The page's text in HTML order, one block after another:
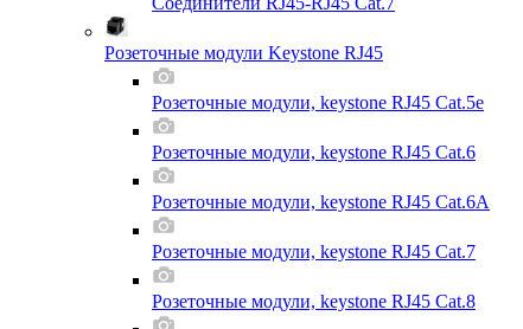
Розеточные модули Keystone RJ45
Розеточные модули, keystone RJ45 Cat.5e
Розеточные модули, keystone RJ45 Cat.6
Розеточные модули, keystone RJ45 Cat.6A
Розеточные модули, keystone RJ45 Cat.7
Розеточные модули, keystone RJ45 Cat.8